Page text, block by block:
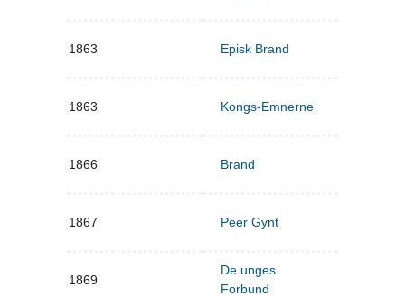
1863 Episk Brand
1863 Kongs-Emnerne
1866 Brand
1867 Peer Gynt
1869
De unges
Forbund